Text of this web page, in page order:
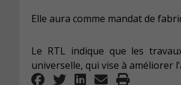
Elle aura comme mandat de
Le RTL indique que les
universelle, qui vise à améliorer